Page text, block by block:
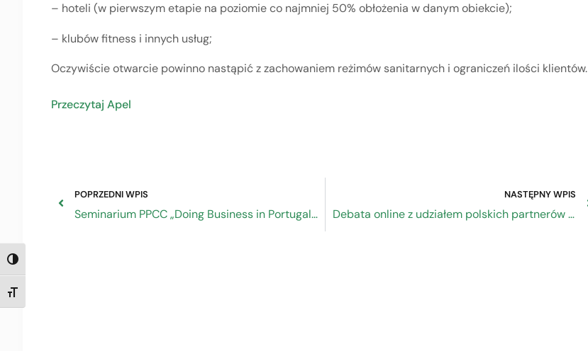
TOGGLE HIGH CONTRAST
TOGGLE FONT SIZE
– hoteli (w pierwszym etapie na poziomie co najmniej 50% obłożenia w danym obiekcie);
– klubów fitness i innych usług;
Oczywiście otwarcie powinno nastąpić z zachowaniem reżimów sanitarnych i ograniczeń ilości klientów.
Przeczytaj Apel
POPRZEDNI WPIS
Seminarium PPCC „Doing Business in Portugal, Spain, and Brazil” 5 maja 2021 r.
NASTĘPNY WPIS
Debata online z udziałem polskich partnerów społecznych w sprawie implementacji porozumienia w sprawie cyfryzacji, podpisanego w czerwcu 2020 r. przez europejskich partnerów społecznych: EKZZ, BUSINESSEUROPE, CEEP (obecnie SGI Europe) oraz SMEunited.